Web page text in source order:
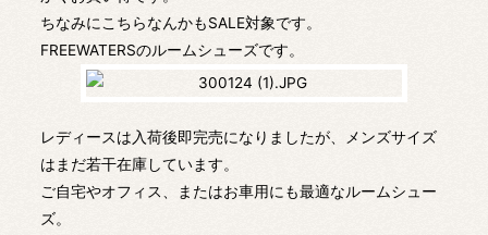
ちなみにこちらなんかもSALE対象です。
FREEWATERSのルームシューズです。
レディースは入荷後即完売になりましたが、メンズサイズ
はまだ若干在庫しています。
ご自宅やオフィス、またはお車用にも最適なルームシュー
ズ。